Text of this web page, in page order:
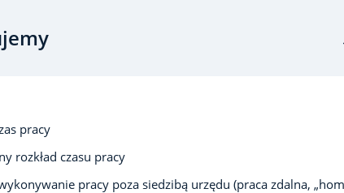
pracy
rozkład czasu pracy
pracy poza siedzibą urzędu (praca zdalna,